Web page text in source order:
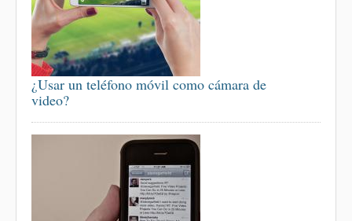
¿Usar un teléfono móvil como cámara de
video?